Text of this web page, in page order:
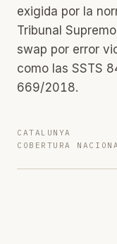
exigida por la
Tribunal
swap por error
como las SSTS
669/2018.
CATALUNYA
COBERTURA